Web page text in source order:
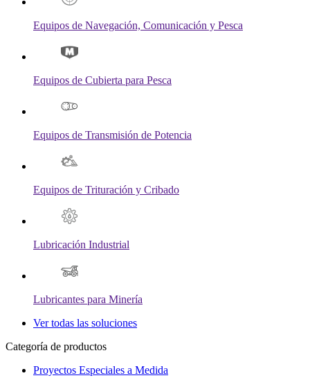
Equipos de Navegación, Comunicación y Pesca
Equipos de Cubierta para Pesca
Equipos de Transmisión de Potencia
Equipos de Trituración y Cribado
Lubricación Industrial
Lubricantes para Minería
Ver todas las soluciones
Categoría de productos
Proyectos Especiales a Medida